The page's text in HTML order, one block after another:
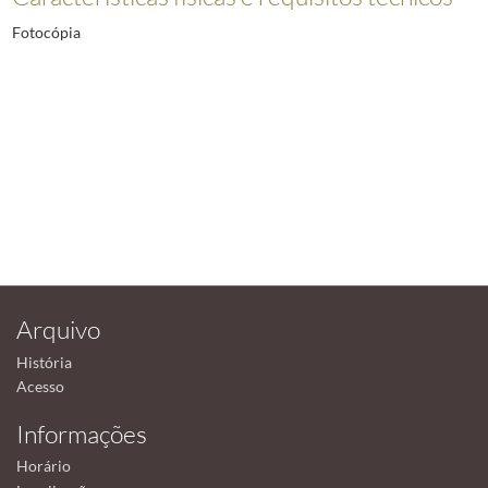
Fotocópia
Arquivo
História
Acesso
Informações
Horário